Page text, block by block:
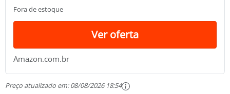
Fora de estoque
Ver oferta
Amazon.com.br
Preço atualizado em:08/08/2026 18:54